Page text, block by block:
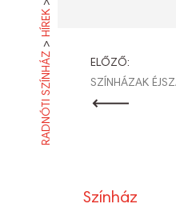
RADNÓTI SZÍNHÁZ
>
HÍREK
ELŐZŐ:
SZÍNHÁZAK
Színház